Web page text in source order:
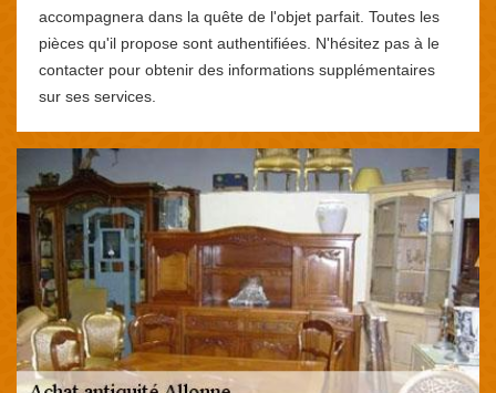
accompagnera dans la quête de l'objet parfait. Toutes les
pièces qu'il propose sont authentifiées. N'hésitez pas à le
contacter pour obtenir des informations supplémentaires
sur ses services.